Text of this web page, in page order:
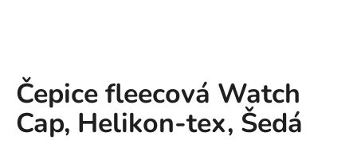
Čepice fleecová Watch
Cap, Helikon-tex, Šedá
T
?